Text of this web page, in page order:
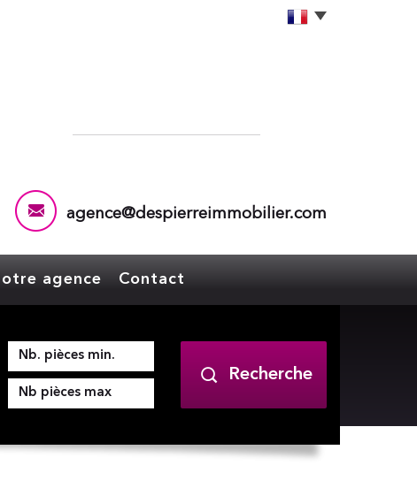
agence@despierreimmobilier.com
Notre agence Contact
Recherche